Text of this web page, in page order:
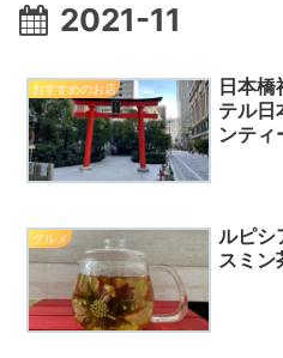
2021-11
おすすめのお店
日本
テル日
ンティ
グルメ
ルピ
スミン